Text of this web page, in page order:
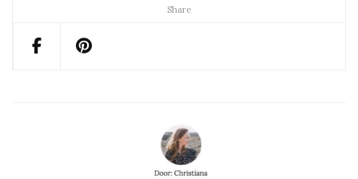
Share